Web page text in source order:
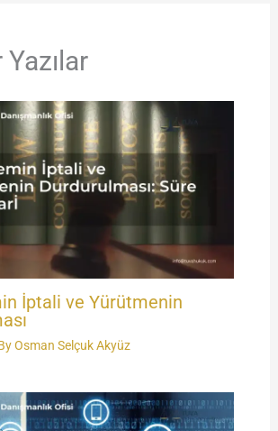
İptali ve Yürütmenin
Osman Selçuk Akyüz